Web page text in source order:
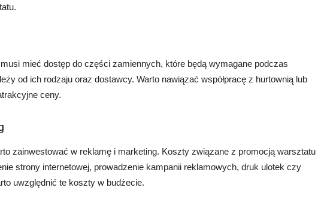
mieć dostęp do części zamiennych, które będą wymagane podczas
od ich rodzaju oraz dostawcy. Warto nawiązać współpracę z hurtownią lub
ceny.
zainwestować w reklamę i marketing. Koszty związane z promocją warsztatu
strony internetowej, prowadzenie kampanii reklamowych, druk ulotek czy
uwzględnić te koszty w budżecie.